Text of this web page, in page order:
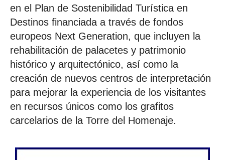
en el Plan de Sostenibilidad Turística en
Destinos financiada a través de fondos
europeos Next Generation, que incluyen la
rehabilitación de palacetes y patrimonio
histórico y arquitectónico, así como la
creación de nuevos centros de interpretación
para mejorar la experiencia de los visitantes
en recursos únicos como los grafitos
carcelarios de la Torre del Homenaje.